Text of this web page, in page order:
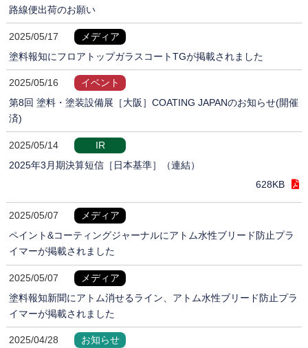
路線便出荷のお願い
2025/05/17
メディア
塗料報知にフロアトップガラスコートTGが掲載されました
2025/05/16
イベント
第8回 塗料・塗装設備展［大阪］COATING JAPANのお知らせ(開催
済)
2025/05/14
IR
2025年3月期決算短信［日本基準］（連結）
628KB
2025/05/07
メディア
ペイント&コーティングジャーナルにアトム水性ブリード防止プラ
イマーが掲載されました
2025/05/07
メディア
塗料報知新聞にアトム消せるライン、アトム水性ブリード防止プラ
イマーが掲載されました
2025/04/28
お知らせ